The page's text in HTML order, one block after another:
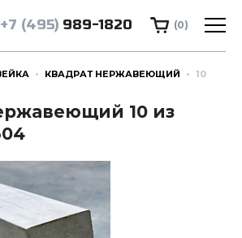
+7 (495) 989-1820 (0)
КВАДРАТ НЕРЖАВЕЮЩИЙ 10
10 из